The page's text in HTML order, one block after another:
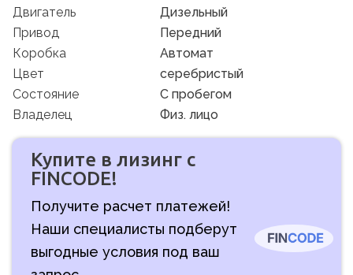
Двигатель
Дизельный
Привод
Передний
Коробка
Автомат
Цвет
серебристый
Состояние
C пробегом
Владелец
Физ. лицо
Купите в лизинг с
FINCODE!
Получите расчет платежей!
Наши специалисты подберут
выгодные условия под ваш